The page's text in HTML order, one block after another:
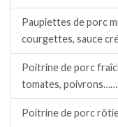
Paupiettes de porc
courgettes, sauce
Poitrine de porc
tomates, poivrons……
Poitrine de porc